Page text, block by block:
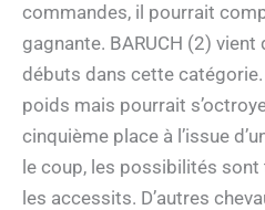
commandes, il pourrait
gagnante. BARUCH (2) vient
débuts dans cette catégorie.
poids mais pourrait
cinquième place à l’issue
le coup, les possibilités
les accessits. D’autres